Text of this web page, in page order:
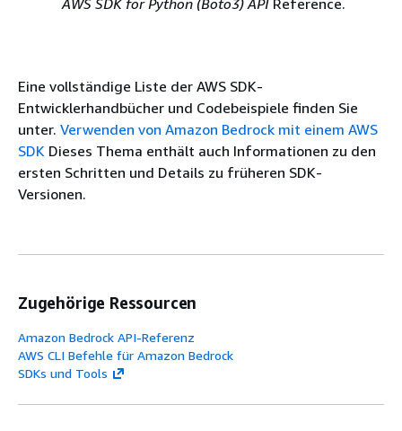
AWS SDK for Python (Boto3) APIReference.
Eine vollständige Liste der AWS SDK-
Entwicklerhandbücher und Codebeispiele finden Sie
unter. Verwenden von Amazon Bedrock mit einem AWS
SDK Dieses Thema enthält auch Informationen zu den
ersten Schritten und Details zu früheren SDK-
Versionen.
Zugehörige Ressourcen
Amazon Bedrock API-Referenz
AWS CLI Befehle für Amazon Bedrock
SDKs und Tools